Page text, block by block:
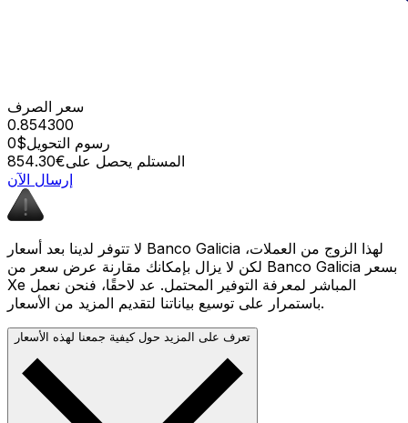
سعر الصرف
0.854300
رسوم التحويل$0
المستلم يحصل على€854.30
إرسال الآن
لا تتوفر لدينا بعد أسعار Banco Galicia لهذا الزوج من العملات،
لكن لا يزال بإمكانك مقارنة عرض سعر من Banco Galicia بسعر
Xe المباشر لمعرفة التوفير المحتمل. عد لاحقًا، فنحن نعمل
باستمرار على توسيع بياناتنا لتقديم المزيد من الأسعار.
تعرف على المزيد حول كيفية جمعنا لهذه الأسعار